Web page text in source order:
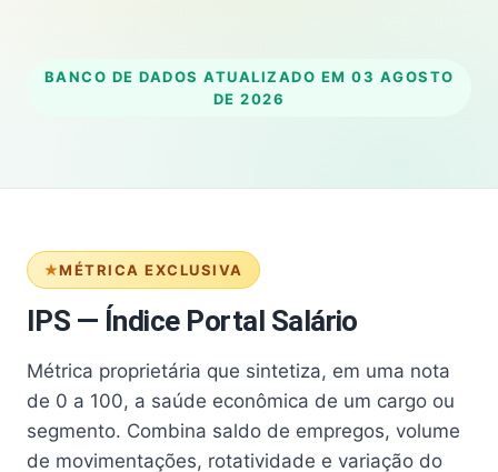
BANCO DE DADOS ATUALIZADO EM 03 AGOSTO
DE 2026
MÉTRICA EXCLUSIVA
IPS — Índice Portal Salário
Métrica proprietária que sintetiza, em uma nota
de 0 a 100, a saúde econômica de um cargo ou
segmento. Combina saldo de empregos, volume
de movimentações, rotatividade e variação do